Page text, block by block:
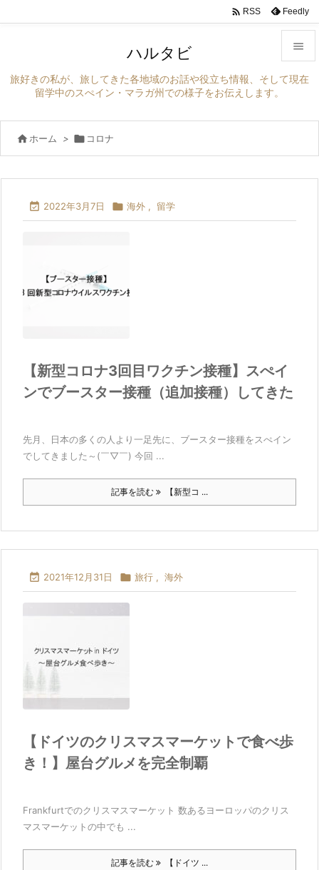



 RSS Feedly
ハルタビ
旅好きの私が、旅してきた各地域のお話や役立ち情報、そして現在
留学中のスぺイン・マラガ州での様子をお伝えします。
 ホーム >  コロナ
 2022年3月7日  海外 , 留学
【新型コロナ3回目ワクチン接種】スぺイ
ンでブースター接種（追加接種）してきた
先月、日本の多くの人より一足先に、ブースター接種をスぺイン
でしてきました～(￣▽￣) 今回 ...
記事を読む 【新型コ ...
 2021年12月31日  旅行 , 海外
【ドイツのクリスマスマーケットで食べ歩
き！】屋台グルメを完全制覇
Frankfurtでのクリスマスマーケット 数あるヨーロッパのクリス
マスマーケットの中でも ...
記事を読む 【ドイツ ...